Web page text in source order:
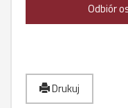
Odbiór
Drukuj